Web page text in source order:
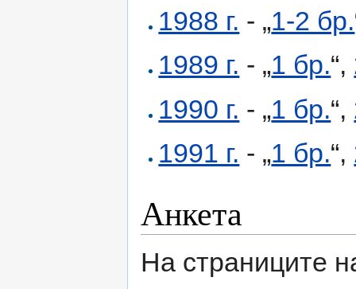
1988 г. - „1-2 бр.
1989 г. - „1 бр.“,
1990 г. - „1 бр.“,
1991 г. - „1 бр.“,
Анкета
На страниците